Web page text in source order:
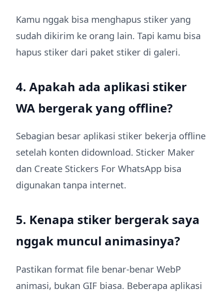
Kamu nggak bisa menghapus stiker yang
sudah dikirim ke orang lain. Tapi kamu bisa
hapus stiker dari paket stiker di galeri.
4. Apakah ada aplikasi stiker
WA bergerak yang offline?
Sebagian besar aplikasi stiker bekerja offline
setelah konten didownload. Sticker Maker
dan Create Stickers For WhatsApp bisa
digunakan tanpa internet.
5. Kenapa stiker bergerak saya
nggak muncul animasinya?
Pastikan format file benar-benar WebP
animasi, bukan GIF biasa. Beberapa aplikasi